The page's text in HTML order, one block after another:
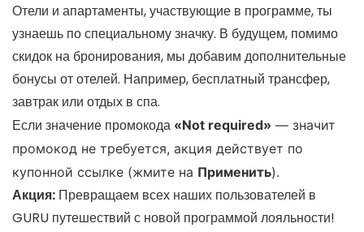
Отели и апартаменты, участвующие в программе, ты
узнаешь по специальному значку. В будущем, помимо
скидок на бронирования, мы добавим дополнительные
бонусы от отелей. Например, бесплатный трансфер,
завтрак или отдых в спа.
Если значение промокода «Not required» — значит
промокод не требуется, акция действует по
купонной ссылке (жмите на Применить).
Акция: Превращаем всех наших пользователей в
GURU путешествий с новой программой лояльности!